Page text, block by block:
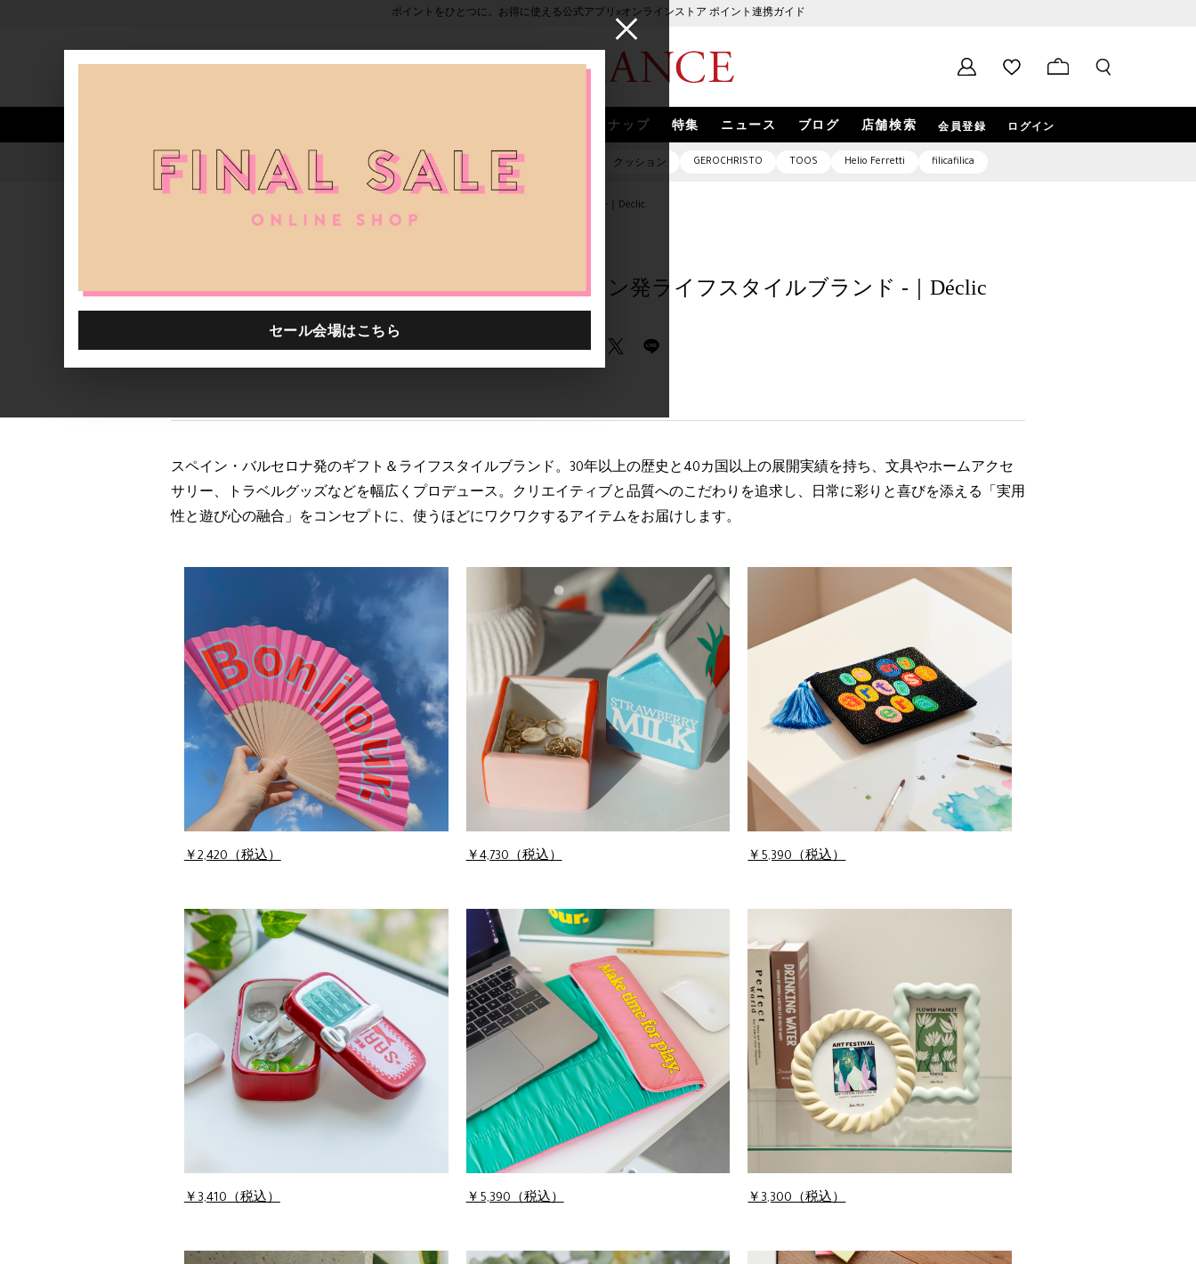
ポイントをひとつに。お得に使える公式アプリ×オンラインストア ポイント連携ガイド
スナップ 特集 ニュース ブログ 店舗検索 会員登録 ログイン
人気ワード セール 40th限定 ピアス バッグ クッション GEROCHRISTO TOOS Helio Ferretti filicafilica
Helio Ferretti - 使うたび心が弾む、スペイン発ライフスタイルブランド -｜Déclic
Helio Ferretti - 使うたび心が弾む、スペイン発ライフスタイルブランド -｜Déclic
スペイン・バルセロナ発のギフト＆ライフスタイルブランド。30年以上の歴史と40カ国以上の展開実績を持ち、文具やホームアクセ
サリー、トラベルグッズなどを幅広くプロデュース。クリエイティブと品質へのこだわりを追求し、日常に彩りと喜びを添える「実用
性と遊び心の融合」をコンセプトに、使うほどにワクワクするアイテムをお届けします。
￥2,420（税込） ￥4,730（税込） ￥5,390（税込）
￥3,410（税込） ￥5,390（税込） ￥3,300（税込）